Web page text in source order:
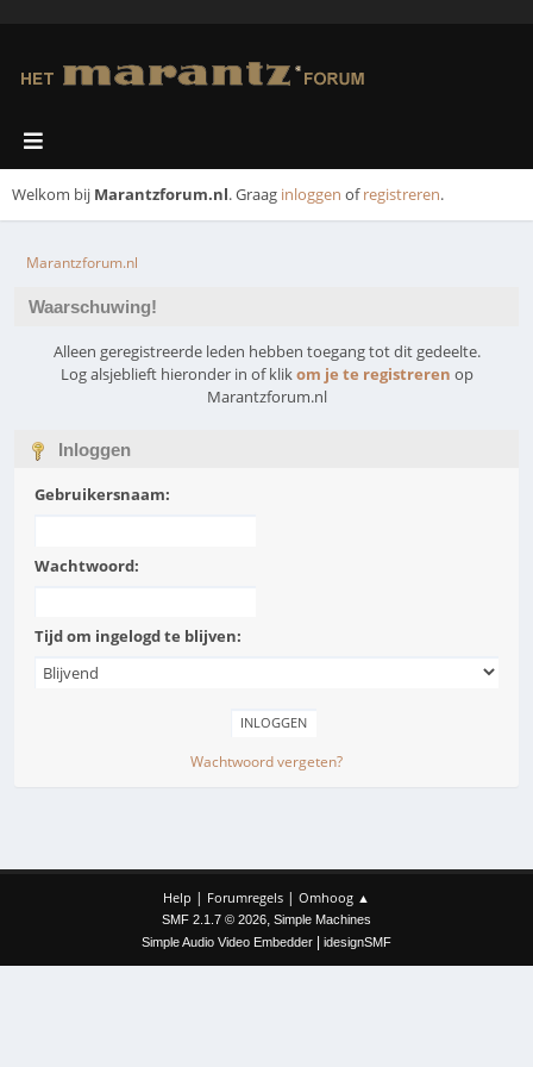
Welkom bij Marantzforum.nl. Graag inloggen ofregistreren.
Marantzforum.nl
Waarschuwing!
Alleen geregistreerde leden hebben toegang tot dit gedeelte.
Log alsjeblieft hieronder in of klikom je te registreren op
Marantzforum.nl
Inloggen
Gebruikersnaam:
Wachtwoord:
Tijd om ingelogd te blijven:
Wachtwoord vergeten?
Help | Forumregels | Omhoog ▲
SMF 2.1.7 © 2026, Simple Machines
Simple Audio Video Embedder
idesignSMF